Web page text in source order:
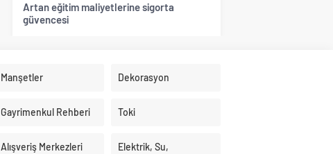
Artan eğitim maliyetlerine sigorta
güvencesi
Manşetler Dekorasyon
Gayrimenkul Rehberi Toki
Alışveriş Merkezleri Elektrik, Su,